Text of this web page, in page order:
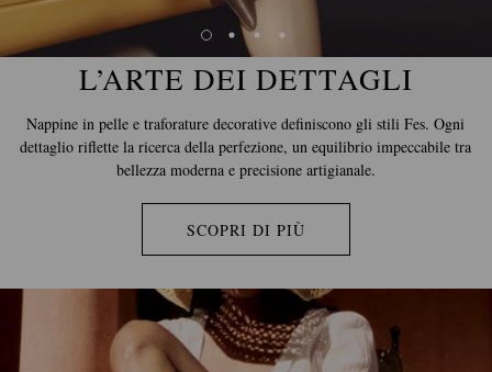
L’ARTE DEI DETTAGLI
Nappine in pelle e traforature decorative definiscono gli stili Fes. Ogni
dettaglio riflette la ricerca della perfezione, un equilibrio impeccabile tra
bellezza moderna e precisione artigianale.
SCOPRI DI PIÙ